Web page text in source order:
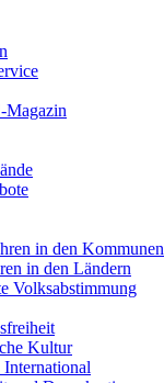
Magazin
in den Kommunen
in den Ländern
Volksabstimmung
Kultur